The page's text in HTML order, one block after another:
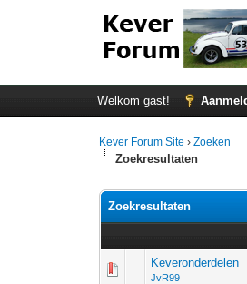
Welkom gast!
Kever Forum Site ›Zoeken
Zoekresultaten
Zoekresultaten
Keveronderdelen
JvR99